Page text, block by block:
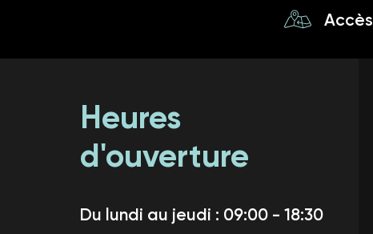
Accès
Heures
d'ouverture
Du lundi au jeudi : 09:00 - 18:30